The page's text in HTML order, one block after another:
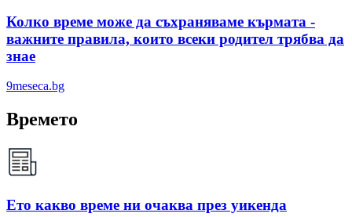
Колко време може да съхраняваме кърмата -
важните правила, които всеки родител трябва да
знае
9meseca.bg
Времето
Ето какво време ни очаква през уикенда